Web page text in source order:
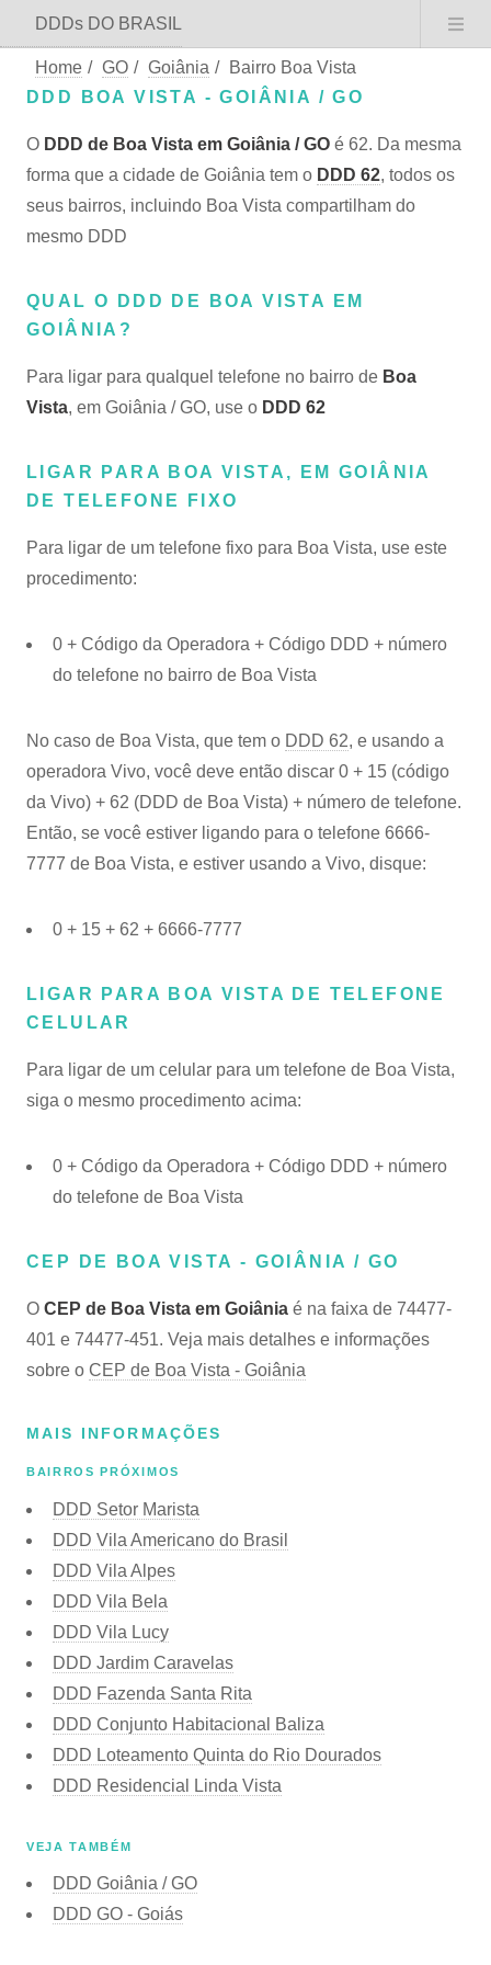
DDDs DO BRASIL
Home / GO / Goiânia /
Bairro Boa Vista
DDD BOA VISTA - GOIÂNIA / GO
O DDD de Boa Vista em Goiânia / GO é 62. Da mesma
forma que a cidade de Goiânia tem o DDD 62, todos os
seus bairros, incluindo Boa Vista compartilham do
mesmo DDD
QUAL O DDD DE BOA VISTA EM
GOIÂNIA?
Para ligar para qualquel telefone no bairro de Boa
Vista, em Goiânia / GO, use o DDD 62
LIGAR PARA BOA VISTA, EM GOIÂNIA
DE TELEFONE FIXO
Para ligar de um telefone fixo para Boa Vista, use este
procedimento:
0 + Código da Operadora + Código DDD + número
do telefone no bairro de Boa Vista
No caso de Boa Vista, que tem o DDD 62, e usando a
operadora Vivo, você deve então discar 0 + 15 (código
da Vivo) + 62 (DDD de Boa Vista) + número de telefone.
Então, se você estiver ligando para o telefone 6666-
7777 de Boa Vista, e estiver usando a Vivo, disque:
0 + 15 + 62 + 6666-7777
LIGAR PARA BOA VISTA DE TELEFONE
CELULAR
Para ligar de um celular para um telefone de Boa Vista,
siga o mesmo procedimento acima:
0 + Código da Operadora + Código DDD + número
do telefone de Boa Vista
CEP DE BOA VISTA - GOIÂNIA / GO
O CEP de Boa Vista em Goiânia é na faixa de 74477-
401 e 74477-451. Veja mais detalhes e informações
sobre o CEP de Boa Vista - Goiânia
MAIS INFORMAÇÕES
BAIRROS PRÓXIMOS
DDD Setor Marista
DDD Vila Americano do Brasil
DDD Vila Alpes
DDD Vila Bela
DDD Vila Lucy
DDD Jardim Caravelas
DDD Fazenda Santa Rita
DDD Conjunto Habitacional Baliza
DDD Loteamento Quinta do Rio Dourados
DDD Residencial Linda Vista
VEJA TAMBÉM
DDD Goiânia / GO
DDD GO - Goiás